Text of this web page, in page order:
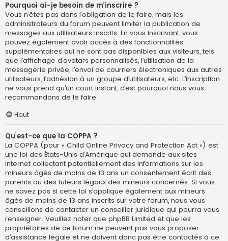
Pourquoi ai-je besoin de m’inscrire ?
Vous n’êtes pas dans l’obligation de le faire, mais les
administrateurs du forum peuvent limiter la publication de
messages aux utilisateurs inscrits. En vous inscrivant, vous
pouvez également avoir accès à des fonctionnalités
supplémentaires qui ne sont pas disponibles aux visiteurs, tels
que l’affichage d’avatars personnalisés, l’utilisation de la
messagerie privée, l’envoi de courriers électroniques aux autres
utilisateurs, l’adhésion à un groupe d’utilisateurs, etc. L’inscription
ne vous prend qu’un court instant, c’est pourquoi nous vous
recommandons de le faire.
Haut
Qu’est-ce que la COPPA ?
La COPPA (pour « Child Online Privacy and Protection Act ») est
une loi des États-Unis d’Amérique qui demande aux sites
internet collectant potentiellement des informations sur les
mineurs âgés de moins de 13 ans un consentement écrit des
parents ou des tuteurs légaux des mineurs concernés. Si vous
ne savez pas si cette loi s’applique également aux mineurs
âgés de moins de 13 ans inscrits sur votre forum, nous vous
conseillons de contacter un conseiller juridique qui pourra vous
renseigner. Veuillez noter que phpBB Limited et que les
propriétaires de ce forum ne peuvent pas vous proposer
d’assistance légale et ne doivent donc pas être contactés à ce